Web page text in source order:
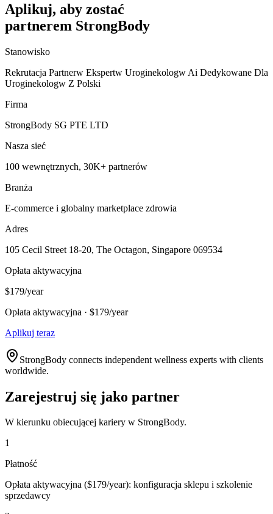
Aplikuj, aby zostać
partnerem StrongBody
Stanowisko
Rekrutacja Partnerw Ekspertw Uroginekologw Ai Dedykowane Dla
Uroginekologw Z Polski
Firma
StrongBody SG PTE LTD
Nasza sieć
100 wewnętrznych, 30K+ partnerów
Branża
E-commerce i globalny marketplace zdrowia
Adres
105 Cecil Street 18-20, The Octagon, Singapore 069534
Opłata aktywacyjna
$179/year
Opłata aktywacyjna · $179/year
Aplikuj teraz
StrongBody connects independent wellness experts with clients
worldwide.
Zarejestruj się jako partner
W kierunku obiecującej kariery w StrongBody.
1
Płatność
Opłata aktywacyjna ($179/year): konfiguracja sklepu i szkolenie
sprzedawcy